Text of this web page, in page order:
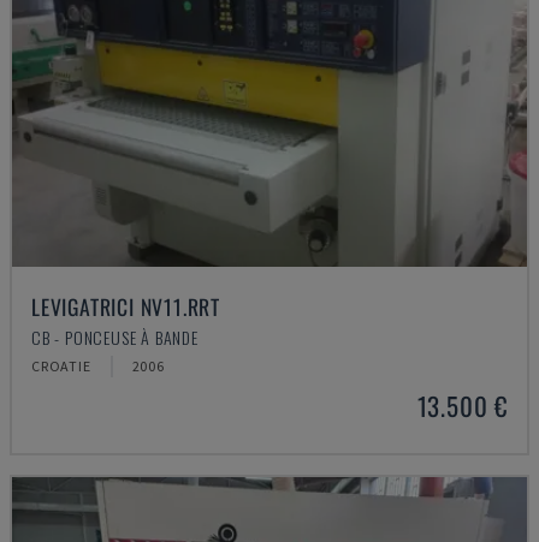
LEVIGATRICI NV11.RRT
CB - PONCEUSE À BANDE
CROATIE 2006
13.500 €